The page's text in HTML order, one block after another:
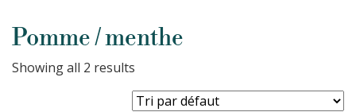
Pomme / menthe
Showing all 2 results